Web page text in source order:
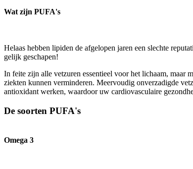
Wat zijn PUFA's
Helaas hebben lipiden de afgelopen jaren een slechte
gelijk geschapen!
In feite zijn alle vetzuren essentieel voor het lichaam, maar
ziekten kunnen verminderen. Meervoudig onverzadigde
antioxidant werken, waardoor uw cardiovasculaire
De soorten PUFA's
Omega 3